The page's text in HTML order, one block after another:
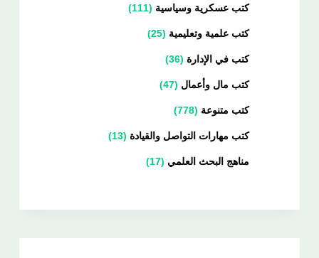
كتب عسكرية وسياسية 111
كتب علمية وتعليمية 25
كتب في الإدارة 36
كتب مال وأعمال 47
كتب متنوعة 778
كتب مهارات التواصل والقيادة 13
مناهج البحث العلمي 17